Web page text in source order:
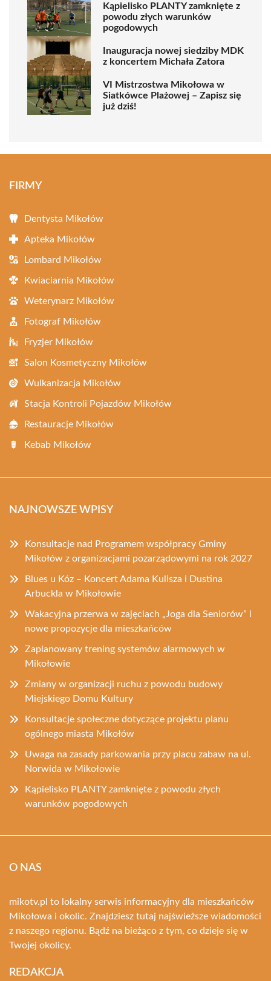
Kąpielisko PLANTY zamknięte z
powodu złych warunków
pogodowych
Inauguracja nowej siedziby MDK
z koncertem Michała Zatora
VI Mistrzostwa Mikołowa w
Siatkówce Plażowej – Zapisz się
już dziś!
FIRMY
Dentysta Mikołów
Apteka Mikołów
Lombard Mikołów
Kwiaciarnia Mikołów
Weterynarz Mikołów
Fotograf Mikołów
Fryzjer Mikołów
Salon Kosmetyczny Mikołów
Wulkanizacja Mikołów
Stacja Kontroli Pojazdów Mikołów
Restauracje Mikołów
Kebab Mikołów
NAJNOWSZE WPISY
Konsultacje nad Programem współpracy Gminy
Mikołów z organizacjami pozarządowymi na rok 2027
Blues u Kóz – Koncert Adama Kulisza i Dustina
Arbuckla w Mikołowie
Wakacyjna przerwa w zajęciach „Joga dla Seniorów” i
nowe propozycje dla mieszkańców
Zaplanowany trening systemów alarmowych w
Mikołowie
Zmiany w organizacji ruchu z powodu budowy
Miejskiego Domu Kultury
Konsultacje społeczne dotyczące projektu planu
ogólnego miasta Mikołów
Uwaga na zasady parkowania przy placu zabaw na ul.
Norwida w Mikołowie
Kąpielisko PLANTY zamknięte z powodu złych
warunków pogodowych
O NAS
mikotv.pl to lokalny serwis informacyjny dla mieszkańców
Mikołowa i okolic. Znajdziesz tutaj najświeższe wiadomości
z naszego regionu. Bądź na bieżąco z tym, co dzieje się w
Twojej okolicy.
REDAKCJA